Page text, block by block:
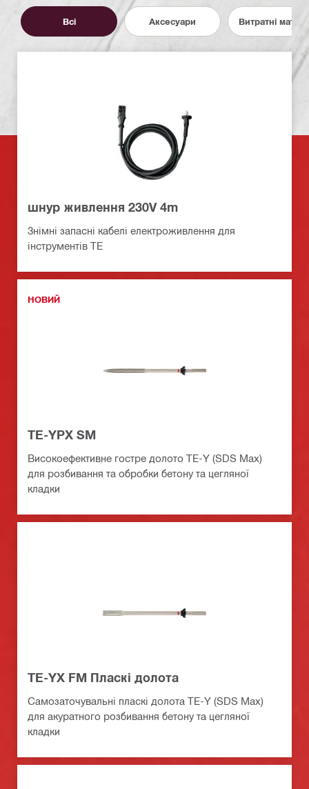
Всі Аксесуари Витратні
шнур живлення 230V 4m
Знімні запасні кабелі електроживлення для
інструментів TE
НОВИЙ
TE-YPX SM
Високоефективне гостре долото TE-Y (SDS Max)
для розбивання та обробки бетону та цегляної
кладки
TE-YX FM Пласкі долота
Самозаточувальні пласкі долота TE-Y (SDS Max)
для акуратного розбивання бетону та цегляної
кладки